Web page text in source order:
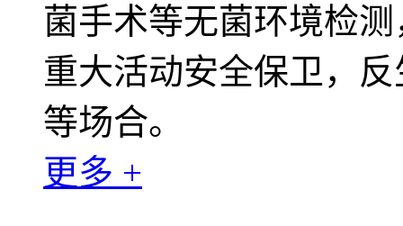
菌手术等无菌环境检
重大活动安全保卫，
等场合。
更多 +